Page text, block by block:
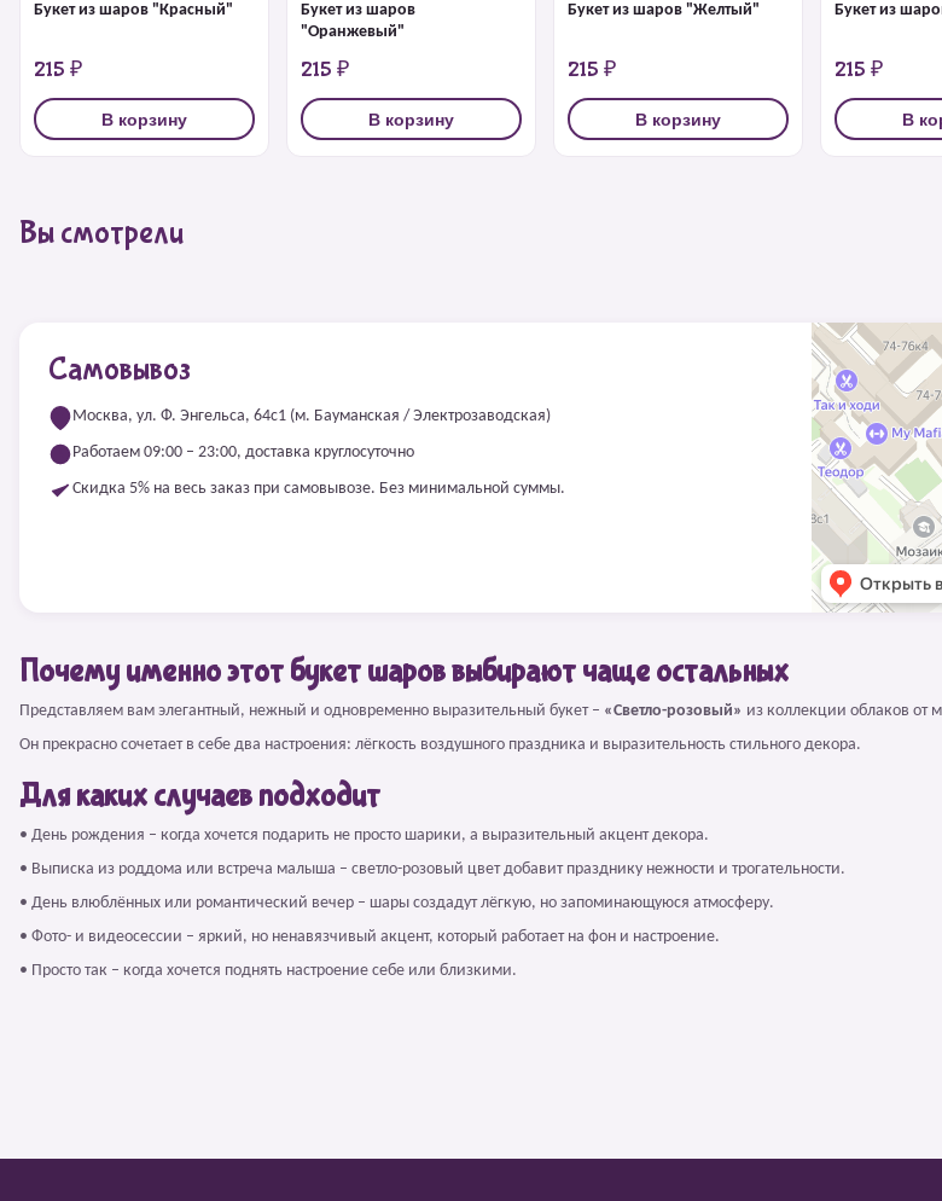
Букет из шаров "Красный"
215 ₽
В корзину
Букет из шаров
"Оранжевый"
215 ₽
В корзину
Букет из шаров "Желтый"
215 ₽
В корзину
Букет из
215 ₽
В
Вы смотрели
Самовывоз
Москва, ул. Ф. Энгельса, 64с1 (м. Бауманская / Электрозаводская)
Работаем 09:00 – 23:00, доставка круглосуточно
Скидка 5% на весь заказ при самовывозе. Без минимальной суммы.
Почему именно этот букет шаров выбирают чаще остальных
Представляем вам элегантный, нежный и одновременно выразительный букет – «Светло-розовый» из коллекции облаков от
Он прекрасно сочетает в себе два настроения: лёгкость воздушного праздника и выразительность стильного декора.
Для каких случаев подходит
• День рождения – когда хочется подарить не просто шарики, а выразительный акцент декора.
• Выписка из роддома или встреча малыша – светло-розовый цвет добавит празднику нежности и трогательности.
• День влюблённых или романтический вечер – шары создадут лёгкую, но запоминающуюся атмосферу.
• Фото- и видеосессии – яркий, но ненавязчивый акцент, который работает на фон и настроение.
• Просто так – когда хочется поднять настроение себе или близкими.